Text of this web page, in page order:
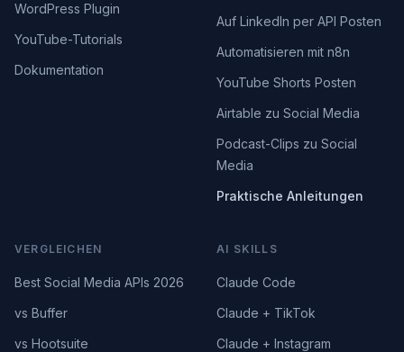
WordPress Plugin
YouTube-Tutorials
Dokumentation
Auf LinkedIn per API Posten
Automatisieren mit n8n
YouTube Shorts Posten
Airtable zu Social Media
Podcast-Clips zu Social
Media
Praktische Anleitungen
VERGLEICHEN
Best Social Media APIs 2026
vs Buffer
vs Hootsuite
AI SKILLS
Claude Code
Claude + TikTok
Claude + Instagram